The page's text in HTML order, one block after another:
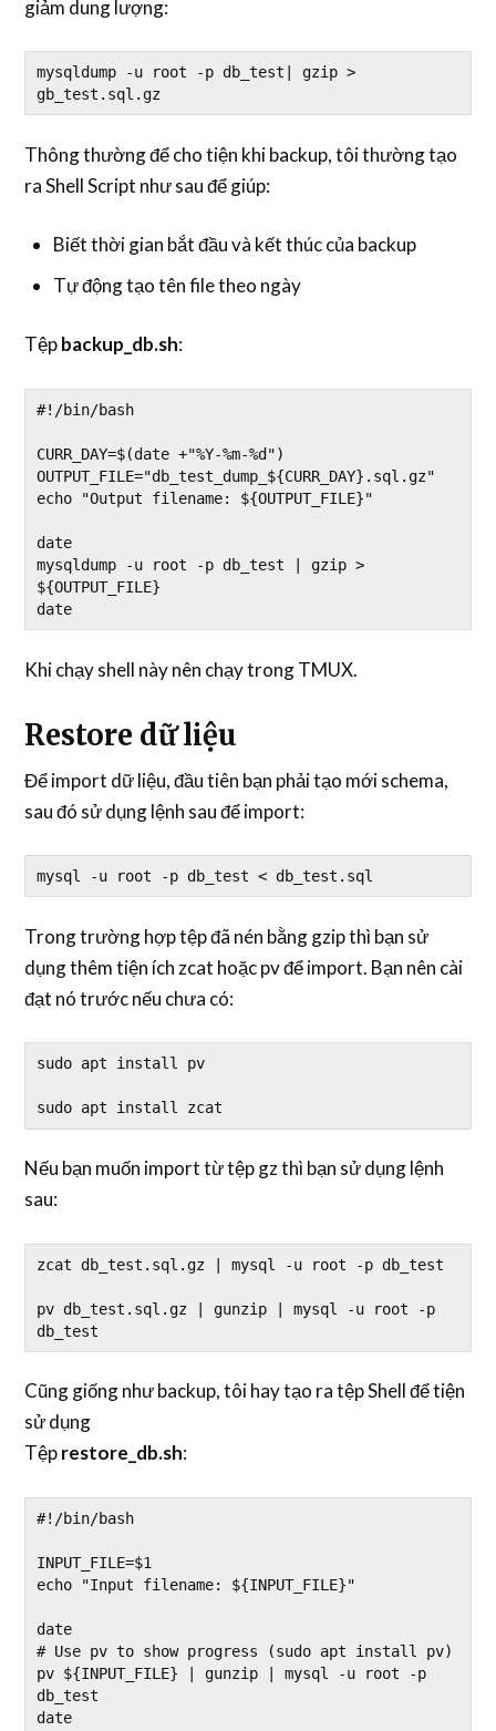
giảm dung lượng:
mysqldump -u root -p db_test| gzip >
gb_test.sql.gz
Thông thường để cho tiện khi backup, tôi thường tạo
ra Shell Script như sau để giúp:
Biết thời gian bắt đầu và kết thúc của backup
Tự động tạo tên file theo ngày
Tệpbackup_db.sh:
#!/bin/bash
CURR_DAY=$(date +"%Y-%m-%d")
OUTPUT_FILE="db_test_dump_${CURR_DAY}.sql.gz"
echo "Output filename: ${OUTPUT_FILE}"
date
mysqldump -u root -p db_test | gzip >
${OUTPUT_FILE}
date
Khi chạy shell này nên chạy trong TMUX.
Restore dữ liệu
Để import dữ liệu, đầu tiên bạn phải tạo mới schema,
sau đó sử dụng lệnh sau để import:
mysql -u root -p db_test < db_test.sql
Trong trường hợp tệp đã nén bằng gzip thì bạn sử
dụng thêm tiện ích zcat hoặc pv để import. Bạn nên cài
đạt nó trước nếu chưa có:
sudo apt install pv
sudo apt install zcat
Nếu bạn muốn import từ tệp gz thì bạn sử dụng lệnh
sau:
zcat db_test.sql.gz | mysql -u root -p db_test
pv db_test.sql.gz | gunzip | mysql -u root -p
db_test
Cũng giống như backup, tôi hay tạo ra tệp Shell để tiện
sử dụng
Tệprestore_db.sh:
#!/bin/bash
INPUT_FILE=$1
echo "Input filename: ${INPUT_FILE}"
date
# Use pv to show progress (sudo apt install pv)
pv ${INPUT_FILE} | gunzip | mysql -u root -p
db_test
date